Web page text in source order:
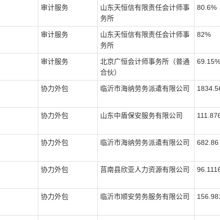
审计服务
山东天恒信有限责任会计师事
务所
80.6%
审计服务
山东天恒信有限责任会计师事
务所
82%
审计服务
北京广恒会计师事务所（普通
合伙）
69.15%
协力外包 临沂市海纳劳务派遣有限公司
协力外包 山东中盾保安服务有限公司
协力外包 临沂市海纳劳务派遣有限公司 682.86
协力外包 莒南县欣亚人力资源有限公司
协力外包 临沂市顺安劳务服务有限公司